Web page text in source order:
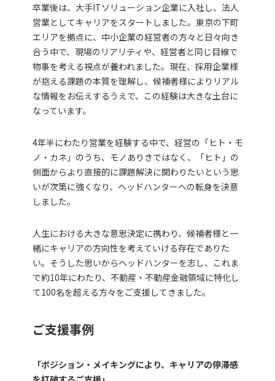
卒業後は、大手ITソリューション企業に入社し、法人
営業としてキャリアをスタートしました。東京の下町
エリアを拠点に、中小企業の経営者の方々と日々向き
合う中で、現場のリアリティや、経営者と同じ目線で
物事を考える視点が養われました。現在、採用企業様
が抱える課題の本質を理解し、候補者様によりリアル
な情報をお伝えするうえで、この経験は大きな土台に
なっています。
4年半にわたり営業を経験する中で、経営の「ヒト・モ
ノ・カネ」のうち、モノありきではなく、「ヒト」の
側面からより直接的に課題解決に関わりたいという思
いが次第に強くなり、ヘッドハンターへの転身を決意
しました。
人生における大きな意思決定に携わり、候補者様と一
緒にキャリアの方向性を考えていける存在でありた
い。そうした思いからヘッドハンターを志し、これま
で約10年にわたり、不動産・不動産金融領域に特化し
て100名を超える方々をご支援してきました。
ご支援事例
「ポジション・メイキングにより、キャリアの停滞感